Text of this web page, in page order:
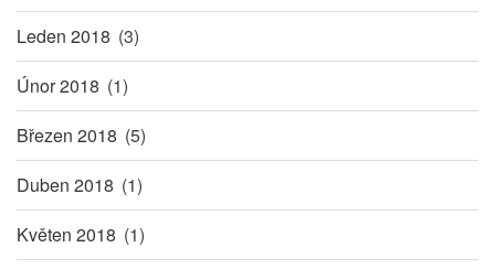
Leden 2018 (3)
Únor 2018 (1)
Březen 2018 (5)
Duben 2018 (1)
Květen 2018 (1)